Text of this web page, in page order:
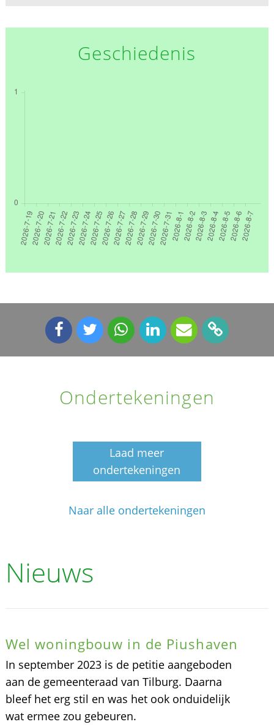
Geschiedenis
Ondertekeningen
Laad meer
ondertekeningen
Naar alle ondertekeningen
Nieuws
Wel woningbouw in de Piushaven
In september 2023 is de petitie aangeboden
aan de gemeenteraad van Tilburg. Daarna
bleef het erg stil en was het ook onduidelijk
wat ermee zou gebeuren.